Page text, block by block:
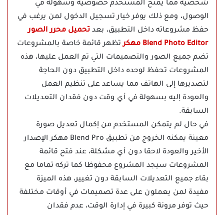
شخصية مما يمنح المستخدم خصوصية وسهولة في
الوصول، ومع ذلك يوفر خيار تسجيل الدخول لمن يرغب في
حفظ مشروعاته داخل التطبيق، بعد تحميل محرر الصور
Blend Photo Editor مهكر
تظهر قائمة خاصة بالمشروعات
تضم جميع الصور والتصميمات التي تم العمل عليها، هذه
المشروعات تحفظ لوحده داخل التطبيق دون الحاجة
لتصديرها إلى الهاتف مما يساعد على تنظيم العمل
والعودة إليه بسهولة في أي وقت دون فقدان التعديلات
السابقة.
في حال لم يتمكن المستخدم من إكمال تعديل صورة
معينة يمكنه الخروج من تطبيق Blend Pro مهكر الإصدار
الأخير والعودة لاحقا دون أي مشكلة، عند فتح قائمة
المشروعات سيجد المشروع محفوظا كما تركه تماما مع
بقاء جميع التعديلات السابقة دون تغيير، هذه الميزة
مفيدة لمن يعملون على عدة تصميمات في أوقات مختلفة
حيث توفر مرونة كبيرة في إدارة الوقت، عدم فقدان